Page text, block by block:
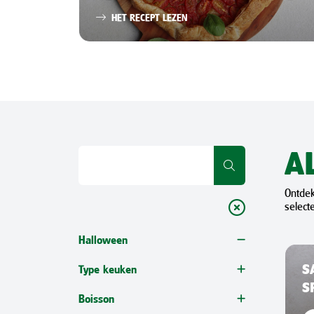
HET RECEPT LEZEN
Halloween
Type keuken
BELGISCH
Boisson